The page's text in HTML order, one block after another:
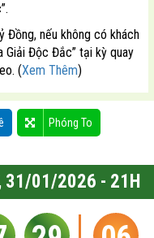
nếu không có khách
Giải Độc Đắc” tại kỳ quay
(Xem Thêm)
Phóng To
31/01/2026 - 21H